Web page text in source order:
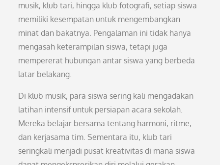
musik, klub tari, hingga klub fotografi, setiap siswa
memiliki kesempatan untuk mengembangkan
minat dan bakatnya. Pengalaman ini tidak hanya
mengasah keterampilan siswa, tetapi juga
mempererat hubungan antar siswa yang berbeda
latar belakang.
Di klub musik, para siswa sering kali mengadakan
latihan intensif untuk persiapan acara sekolah.
Mereka belajar bersama tentang harmoni, ritme,
dan kerjasama tim. Sementara itu, klub tari
seringkali menjadi pusat kreativitas di mana siswa